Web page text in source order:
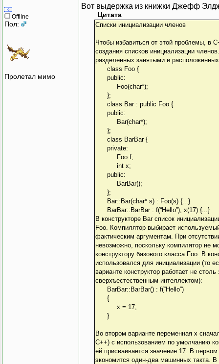
Offline
Пол:
Пролетал мимо
Вот выдержка из книжки Джефф
Цитата
Списки инициализации членов
Чтобы избавиться от этой проблемы, в
создания списков инициализации
разделенных занятыми и
class Foo {
public:
Foo(char*);
};
class Bar : public Foo {
public:
Bar(char*);
};
class BarBar {
private:
Foo f;
int x;
public:
BarBar();
};
Bar::Bar(char* s) : Foo(s) {...}
BarBar::BarBar : f(“Hello”), x(17) {...}
В конструкторе Bar список
Foo. Компилятор выбирает
фактическим аргументам. При
невозможно, поскольку компилятор не
конструктору базового класса Foo. В
использовался для инициализации (то
варианте конструктор работает не
сверхъестественным интеллектом):
BarBar::BarBar() : f(“Hello”)
{
x = 17;
}
Во втором варианте переменная х
C++) с использованием по умолчанию
ей присваивается значение 17. В
экономится один-два машинных такта.